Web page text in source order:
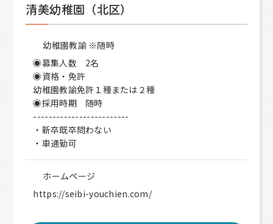
清美幼稚園（北区）
幼稚園教諭 ※随時
◉募集人数 2名
◉資格・免許
幼稚園教諭免許１種または２種
◉採用時期 随時
-------------------------
・新卒既卒問わない
・車通勤可
ホームページ
https://seibi-youchien.com/